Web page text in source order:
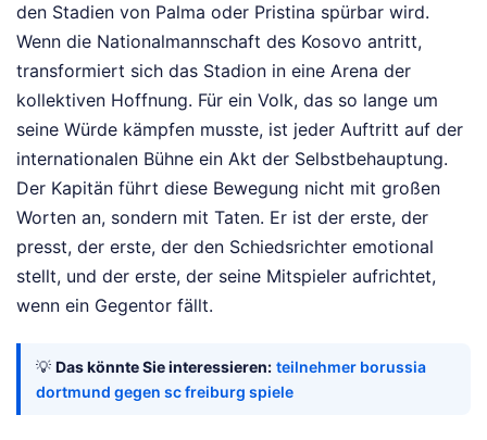
den Stadien von Palma oder Pristina spürbar wird.
Wenn die Nationalmannschaft des Kosovo antritt,
transformiert sich das Stadion in eine Arena der
kollektiven Hoffnung. Für ein Volk, das so lange um
seine Würde kämpfen musste, ist jeder Auftritt auf der
internationalen Bühne ein Akt der Selbstbehauptung.
Der Kapitän führt diese Bewegung nicht mit großen
Worten an, sondern mit Taten. Er ist der erste, der
presst, der erste, der den Schiedsrichter emotional
stellt, und der erste, der seine Mitspieler aufrichtet,
wenn ein Gegentor fällt.
💡 Das könnte Sie interessieren: teilnehmer borussia
dortmund gegen sc freiburg spiele